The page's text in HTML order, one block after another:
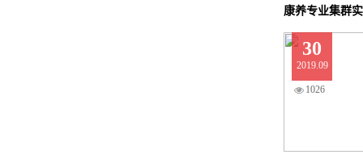
康养专业集群
30
2019.09
1026